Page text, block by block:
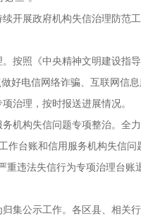
续开展政府机构失信治理防
。按照《中央精神文明建设
好电信网络诈骗、互联网信
治理，按时报送进展情况。
机构失信问题专项整治。
作台账和信用服务机构失信
重违法失信行为专项治理台
集公示工作。各区县、相